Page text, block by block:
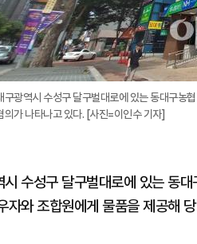
구광역시 수성구 달구벌대로에 있는 동대구농
의가 나타나고 있다. [사진=이인수 기자]
시 수성구 달구벌대로에 있는 동
자와 조합원에게 물품을 제공해